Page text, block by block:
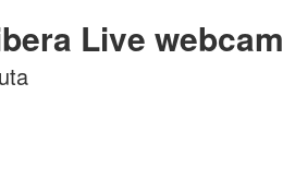
Live webcam